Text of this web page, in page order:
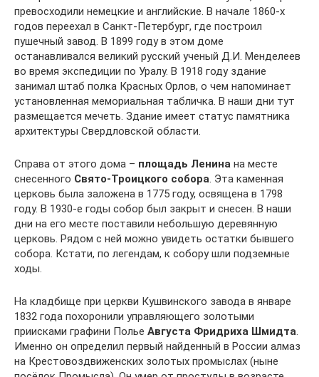
превосходили немецкие и английские. В начале 1860-х
годов переехал в Санкт-Петербург, где построил
пушечный завод. В 1899 году в этом доме
останавливался великий русский ученый Д.И. Менделеев
во время экспедиции по Уралу. В 1918 году здание
занимал штаб полка Красных Орлов, о чем напоминает
установленная мемориальная табличка. В наши дни тут
размещается мечеть. Здание имеет статус памятника
архитектуры Свердловской области.
Справа от этого дома – площадь Ленина на месте
снесенного Свято-Троицкого собора. Эта каменная
церковь была заложена в 1775 году, освящена в 1798
году. В 1930-е годы собор был закрыт и снесен. В наши
дни на его месте поставили небольшую деревянную
церковь. Рядом с ней можно увидеть остатки бывшего
собора. Кстати, по легендам, к собору шли подземные
ходы.
На кладбище при церкви Кушвинского завода в январе
1832 года похоронили управляющего золотыми
приисками графини Полье Августа Фридриха Шмидта.
Именно он определил первый найденный в России алмаз
на Крестовоздвиженских золотых промыслах (ныне